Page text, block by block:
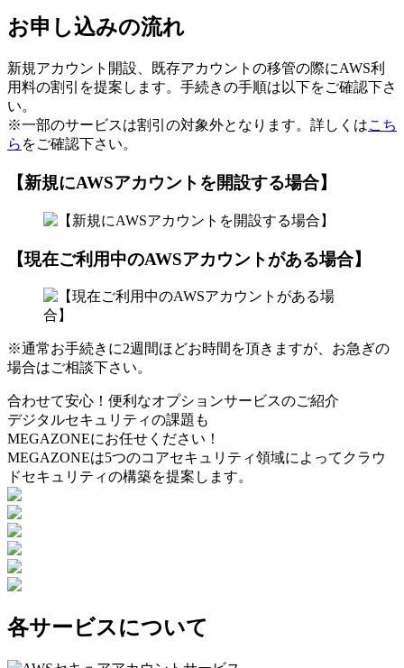
お申し込みの流れ
新規アカウント開設、既存アカウントの移管の際にAWS利
用料の割引を提案します。手続きの手順は以下をご確認下さ
い。
※一部のサービスは割引の対象外となります。詳しくはこち
ら をご確認下さい。
【新規にAWSアカウントを開設する場合】
【現在ご利用中のAWSアカウントがある場合】
※通常お手続きに2週間ほどお時間を頂きますが、お急ぎの
場合はご相談下さい。
合わせて安心！便利なオプションサービスのご紹介
デジタルセキュリティの課題も
MEGAZONEにお任せください！
MEGAZONEは5つのコアセキュリティ領域によってクラウ
ドセキュリティの構築を提案します。
各サービスについて